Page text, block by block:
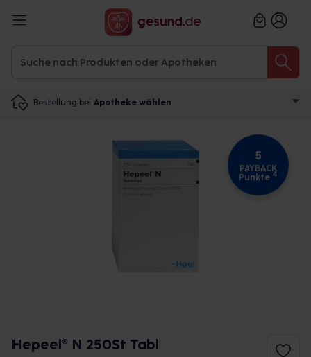
Bestellung bei Apotheke wählen
5
PAYBACK
Punkte 4
Hepeel® N 250St Tabl